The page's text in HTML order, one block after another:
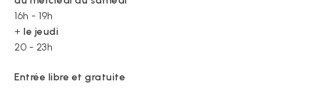
16h - 19h
+ le jeudi
20 - 23h
Entrée libre et gratuite